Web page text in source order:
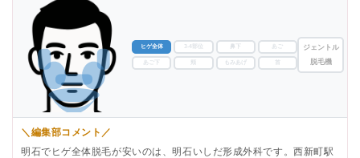
ヒゲ全体 3-4部位 鼻下 あご
あご下 もみあげ
ジェントル
脱毛機
＼編集部コメント／
明石でヒゲ全体脱毛が安いのは、明石いしだ形成外科です。西新町駅